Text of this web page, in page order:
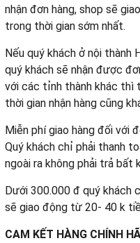
nhận đơn hàng, shop sẽ
trong thời gian sớm nhất.
Nếu quý khách ở nội
quý khách sẽ nhận được
với các tỉnh thành khác thì
thời gian nhận hàng cũng
Miễn phí giao hàng đối với
Quý khách chỉ phải thanh
ngoài ra không phải trả bất
Dưới 300.000 đ quý khách
sẽ giao động từ 20- 40 k
CAM KẾT HÀNG CHÍNH